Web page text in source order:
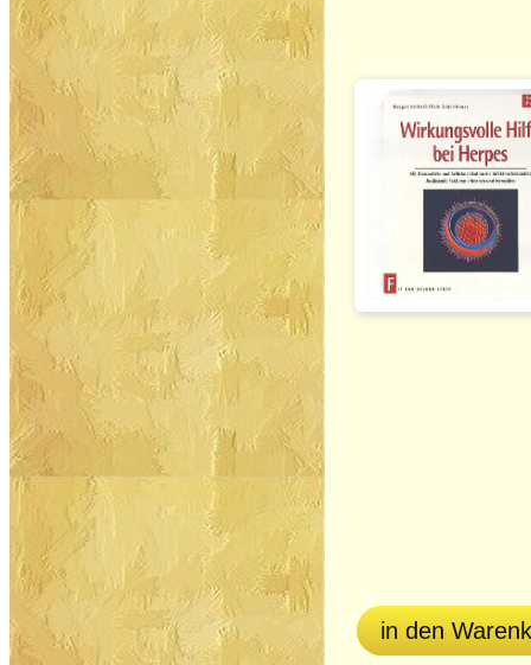
in den